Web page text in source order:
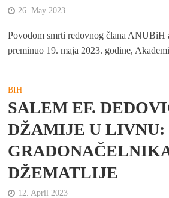
26. May 2023
Povodom smrti redovnog člana ANUBiH
preminuo 19. maja 2023. godine,
BIH
SALEM EF.
DŽAMIJE U LIVNU:
DŽEMATLIJE
12. April 2023